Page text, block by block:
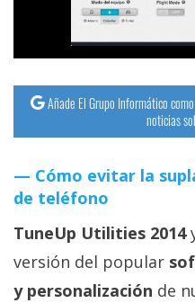
Operadores
Trucos
y
Ciberseguridad
Sistemas
operativos
Añade El Grupo Informático
noticias
Cómo evitar la
de teléfono
TuneUp Utilities 2014
versión del popular
y personalización de